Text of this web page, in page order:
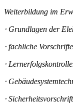
Weiterbildung im
⋅ Grundlagen der
⋅ fachliche
⋅
⋅
⋅